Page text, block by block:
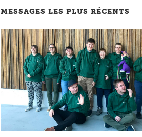
MESSAGES LES PLUS RÉCENTS
Lire message